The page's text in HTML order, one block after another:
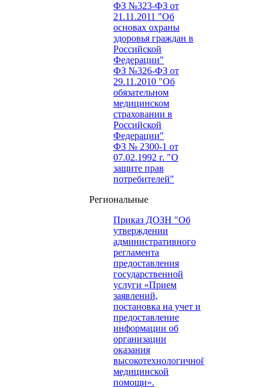
ФЗ №323-ФЗ от
21.11.2011 "Об
основах охраны
здоровья граждан в
Российской
Федерации"
ФЗ №326-ФЗ от
29.11.2010 "Об
обязательном
медицинском
страховании в
Российской
Федерации"
ФЗ № 2300-1 от
07.02.1992 г. "О
защите прав
потребителей"
Региональные
Приказ ДОЗН "Об
утверждении
административного
регламента
предоставления
государственной
услуги «Прием
заявлений,
постановка на учет и
предоставление
информации об
организации
оказания
высокотехнологичной
медицинской
помощи».